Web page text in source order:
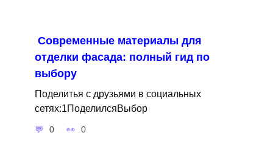
Современные материалы для
отделки фасада: полный гид по
выбору
Поделитья с друзьями в социальных
сетях:1ПоделилсяВыбор
0 0